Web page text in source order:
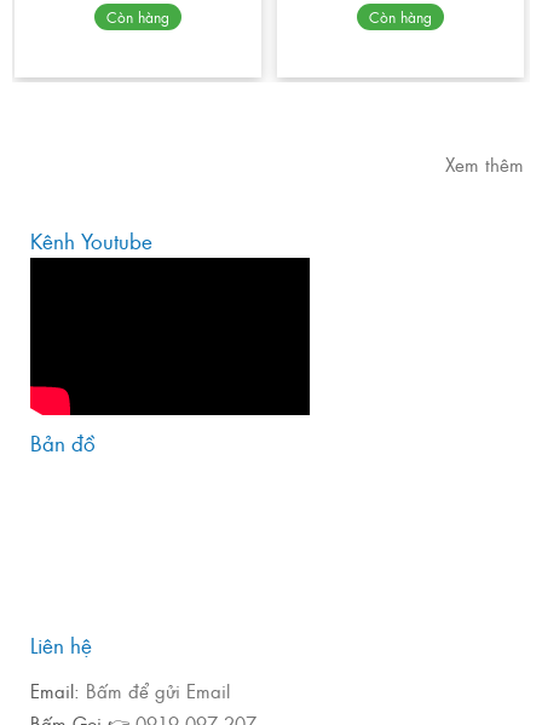
Còn hàng Còn hàng
Xem thêm
Kênh Youtube
Bản đồ
Liên hệ
Email: Bấm để gửi Email